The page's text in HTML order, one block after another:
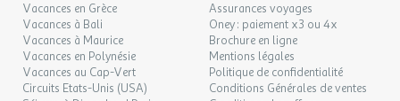
Animaux acceptés. 30 m², 1 chambre double, 1 chambre avec 2
lits simples et 1 lit d'appoint. Grand séjour avec table, chaises et
canapé-lit. Cuisine entièrement équipée avec vaisselle,
réfrigérateur, plaques de cuisson, micro-ondes et TV LCD.
Climatisation/chauffage illimités. 1 salle de bain divisée en deux
Vacances en Grèce
Vacances à Bali
Vacances à Maurice
Vacances en Polynésie
Vacances au Cap-Vert
Circuits Etats-Unis (USA)
Assurances voyages
Oney : paiement x3 ou 4x
Brochure en ligne
Mentions légales
Politique de confidentialité
Conditions Générales de ventes